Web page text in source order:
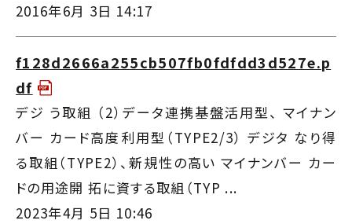
2016年6月 3日 14:17
f128d2666a255cb507fb0fdfdd3d527e.p
df
デジ う取組 （2）データ連携基盤活用型、 マイナン
バー カード高度利用型（TYPE2/3） デジタ なり得
る取組（TYPE2）、新規性の高い マイナンバー カー
ドの用途開 拓に資する取組（TYP ...
2023年4月 5日 10:46